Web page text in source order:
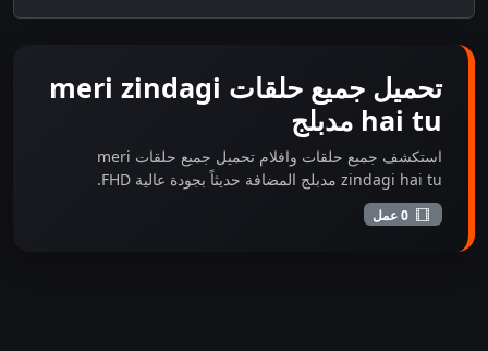
تحميل جميع حلقات meri zindagi
hai tu مدبلج
استكشف جميع حلقات وافلام تحميل جميع حلقات meri
zindagi hai tu مدبلج المضافة حديثاً بجودة عالية FHD.